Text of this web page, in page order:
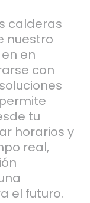
calderas
nuestro
en
con
tu
horarios y
real,
el futuro.